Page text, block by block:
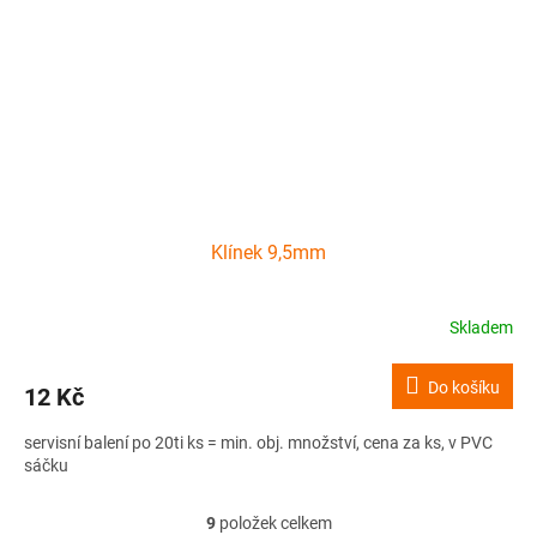
Klínek 9,5mm
Skladem
12 Kč Do košíku
servisní balení po 20ti ks = min. obj. množství, cena za ks, v PVC
sáčku
O
9položek celkem